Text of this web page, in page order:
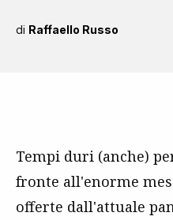
di Raffaello Russo
Tempi duri (anche)
fronte all'enorme
offerte dall'attuale